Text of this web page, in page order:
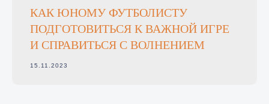
КАК ЮНОМУ ФУТБОЛИСТУ
ПОДГОТОВИТЬСЯ К ВАЖНОЙ ИГРЕ
И СПРАВИТЬСЯ С ВОЛНЕНИЕМ
15.11.2023